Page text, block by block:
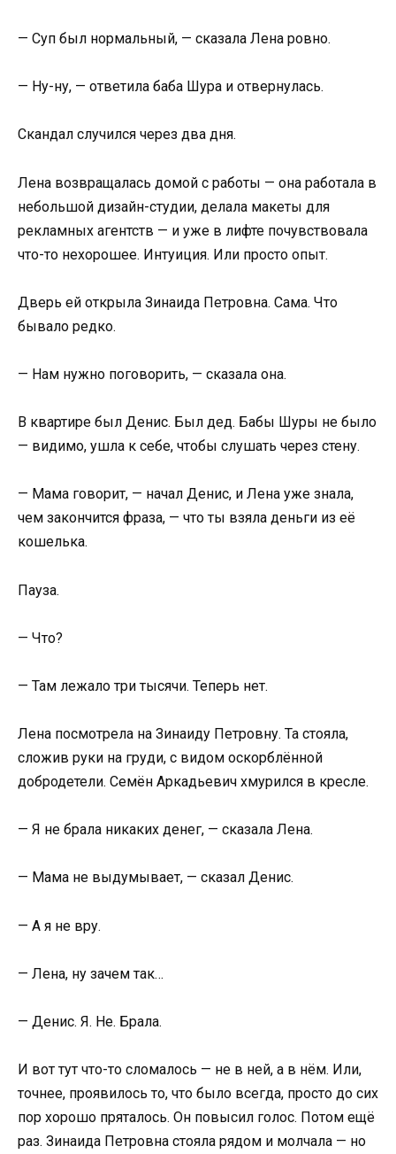
— Суп был нормальный, — сказала Лена ровно.
— Ну-ну, — ответила баба Шура и отвернулась.
Скандал случился через два дня.
Лена возвращалась домой с работы — она работала в
небольшой дизайн-студии, делала макеты для
рекламных агентств — и уже в лифте почувствовала
что-то нехорошее. Интуиция. Или просто опыт.
Дверь ей открыла Зинаида Петровна. Сама. Что
бывало редко.
— Нам нужно поговорить, — сказала она.
В квартире был Денис. Был дед. Бабы Шуры не было
— видимо, ушла к себе, чтобы слушать через стену.
— Мама говорит, — начал Денис, и Лена уже знала,
чем закончится фраза, — что ты взяла деньги из её
кошелька.
Пауза.
— Что?
— Там лежало три тысячи. Теперь нет.
Лена посмотрела на Зинаиду Петровну. Та стояла,
сложив руки на груди, с видом оскорблённой
добродетели. Семён Аркадьевич хмурился в кресле.
— Я не брала никаких денег, — сказала Лена.
— Мама не выдумывает, — сказал Денис.
— А я не вру.
— Лена, ну зачем так…
— Денис. Я. Не. Брала.
И вот тут что-то сломалось — не в ней, а в нём. Или,
точнее, проявилось то, что было всегда, просто до сих
пор хорошо пряталось. Он повысил голос. Потом ещё
раз. Зинаида Петровна стояла рядом и молчала — но